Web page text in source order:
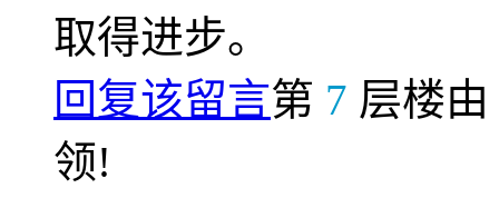
取得进步。
回复该留言第 7 层楼由
领!